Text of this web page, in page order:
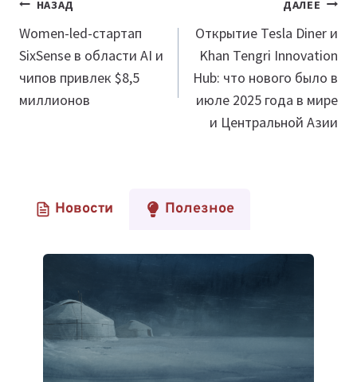
Навигация
по
записям
НАЗАД
Women-led-стартап
SixSense в области AI и
чипов привлек $8,5
миллионов
ДАЛЕЕ
Открытие Tesla Diner и
Khan Tengri Innovation
Hub: что нового было в
июле 2025 года в мире
и Центральной Азии
Новости Полезное